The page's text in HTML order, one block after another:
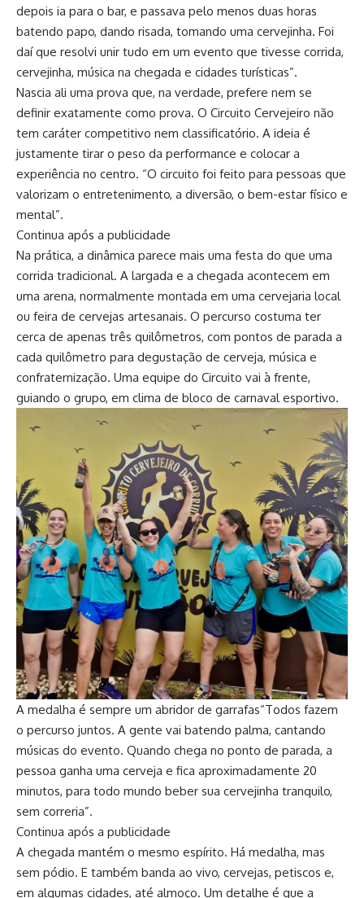
depois ia para o bar, e passava pelo menos duas horas
batendo papo, dando risada, tomando uma cervejinha. Foi
daí que resolvi unir tudo em um evento que tivesse corrida,
cervejinha, música na chegada e cidades turísticas”.
Nascia ali uma prova que, na verdade, prefere nem se
definir exatamente como prova. O Circuito Cervejeiro não
tem caráter competitivo nem classificatório. A ideia é
justamente tirar o peso da performance e colocar a
experiência no centro. “O circuito foi feito para pessoas que
valorizam o entretenimento, a diversão, o bem-estar físico e
mental”.
Continua após a publicidade
Na prática, a dinâmica parece mais uma festa do que uma
corrida tradicional. A largada e a chegada acontecem em
uma arena, normalmente montada em uma cervejaria local
ou feira de cervejas artesanais. O percurso costuma ter
cerca de apenas três quilômetros, com pontos de parada a
cada quilômetro para degustação de cerveja, música e
confraternização. Uma equipe do Circuito vai à frente,
guiando o grupo, em clima de bloco de carnaval esportivo.
A medalha é sempre um abridor de garrafas“Todos fazem
o percurso juntos. A gente vai batendo palma, cantando
músicas do evento. Quando chega no ponto de parada, a
pessoa ganha uma cerveja e fica aproximadamente 20
minutos, para todo mundo beber sua cervejinha tranquilo,
sem correria”.
Continua após a publicidade
A chegada mantém o mesmo espírito. Há medalha, mas
sem pódio. E também banda ao vivo, cervejas, petiscos e,
em algumas cidades, até almoço. Um detalhe é que a